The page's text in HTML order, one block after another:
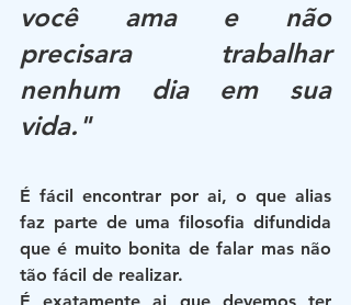
você ama e não
precisara trabalhar
nenhum dia em sua
vida."
É fácil encontrar por ai, o que alias
faz parte de uma filosofia difundida
que é muito bonita de falar mas não
tão fácil de realizar.